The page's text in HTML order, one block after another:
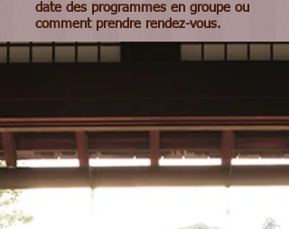
date des programmes en groupe ou
comment prendre rendez-vous.